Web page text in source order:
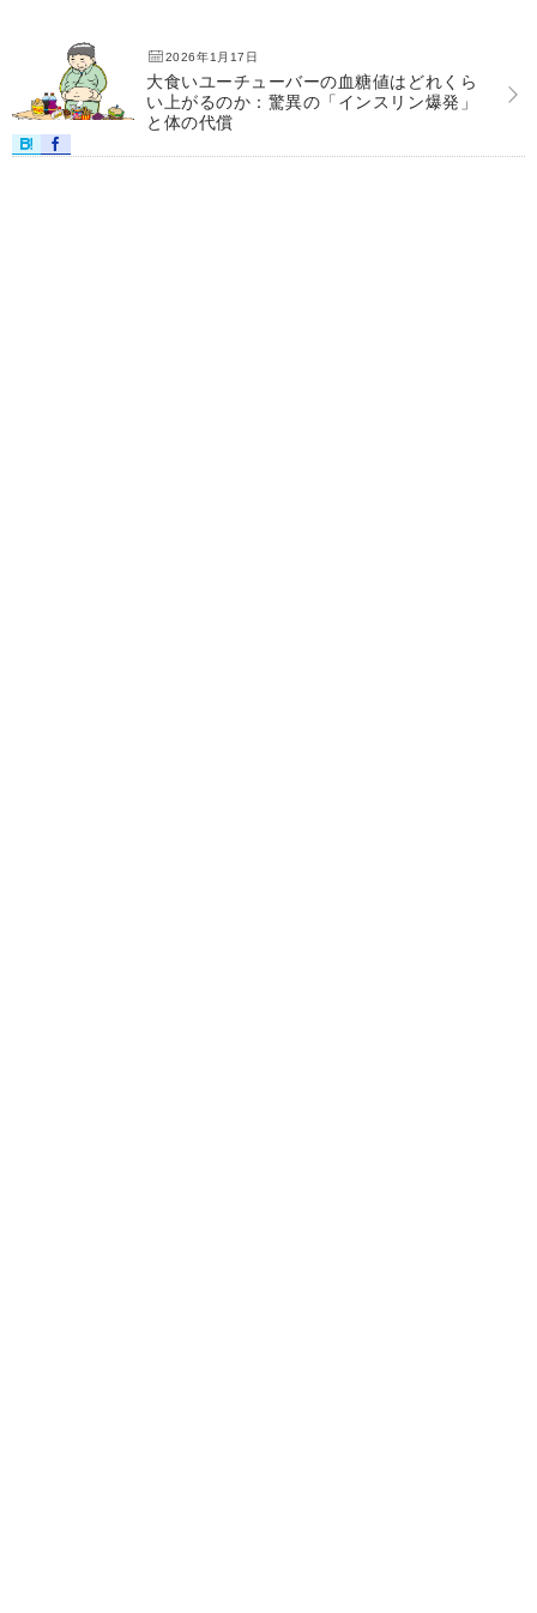
2026年1月17日
大食いユーチューバーの血糖値はどれくら
い上がるのか：驚異の「インスリン爆発」
と体の代償